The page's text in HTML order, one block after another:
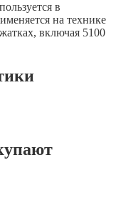
в
на технике
включая 5100